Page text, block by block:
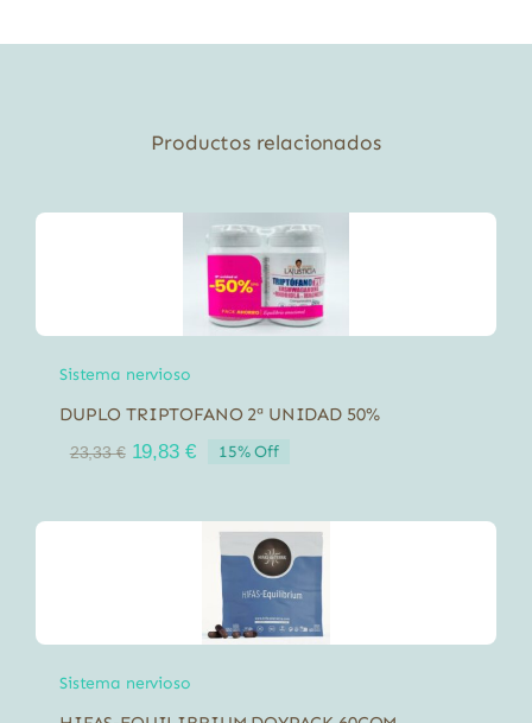
Productos relacionados
Sistema nervioso
DUPLO TRIPTOFANO 2ª UNIDAD 50%
23,33€ El
era:
19,83 €El
es:
19,83 €.
15% Off
Sistema nervioso